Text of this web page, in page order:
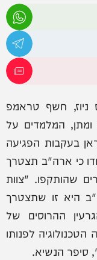
ניוז, חשף טראמפ
המלמדים על
בעקבות הפגיעה
כי ארה"ב תצטרך
שהותקפו. "צוות
היא זו שתצטרך
ההרוסים של
לפנותו
סיפר הנשיא.